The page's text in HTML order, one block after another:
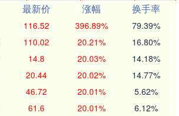
最新价 涨幅
换手率
116.52 396.89% 79.39%
110.02 20.21% 16.80%
14.8 20.03% 14.18%
20.44 20.02% 14.77%
46.72 20.01% 5.62%
61.6 20.01% 6.12%